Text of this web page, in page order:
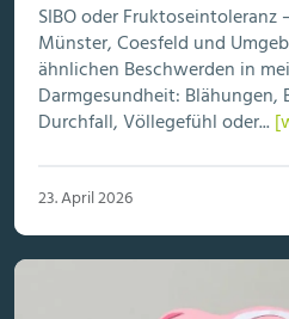
SIBO oder
Münster, Coesfeld und
ähnlichen Beschwerden in
Darmgesundheit: Blähungen,
Durchfall, Völlegefühl oder...
23. April 2026